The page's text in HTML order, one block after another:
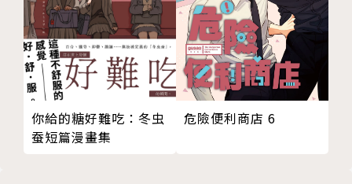
你給的糖好難吃：冬虫
蚕短篇漫畫集
危險便利商店 6